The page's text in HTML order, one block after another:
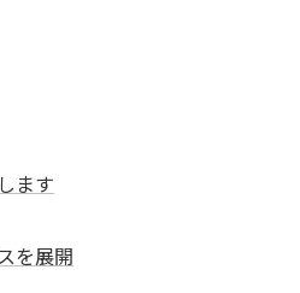
ます
を展開